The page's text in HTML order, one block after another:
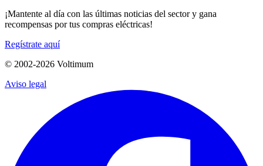
¡Mantente al día con las últimas noticias del sector y gana
recompensas por tus compras eléctricas!
Regístrate aquí
© 2002-2026 Voltimum
Aviso legal